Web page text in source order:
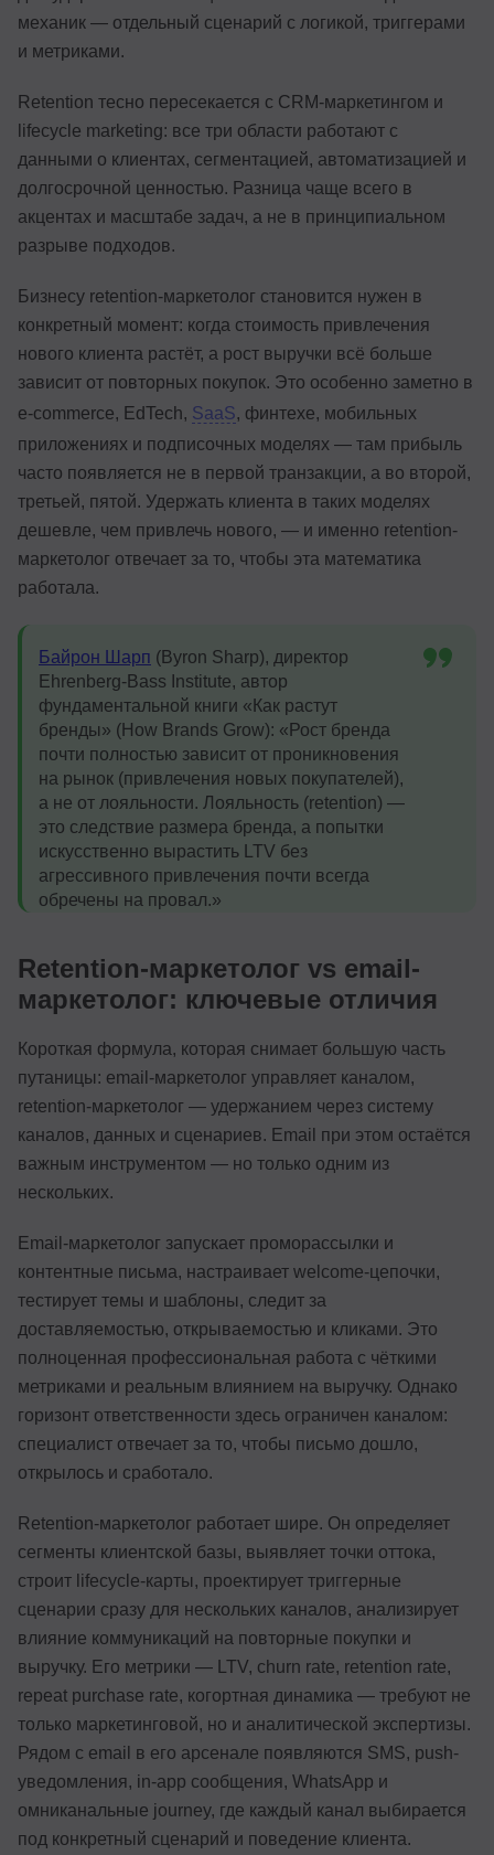
механик — отдельный сценарий с логикой, триггерами
и метриками.
Retention тесно пересекается с CRM-маркетингом и
lifecycle marketing: все три области работают с
данными о клиентах, сегментацией, автоматизацией и
долгосрочной ценностью. Разница чаще всего в
акцентах и масштабе задач, а не в принципиальном
разрыве подходов.
Бизнесу retention-маркетолог становится нужен в
конкретный момент: когда стоимость привлечения
нового клиента растёт, а рост выручки всё больше
зависит от повторных покупок. Это особенно заметно в
e-commerce, EdTech, SaaS, финтехе, мобильных
приложениях и подписочных моделях — там прибыль
часто появляется не в первой транзакции, а во второй,
третьей, пятой. Удержать клиента в таких моделях
дешевле, чем привлечь нового, — и именно retention-
маркетолог отвечает за то, чтобы эта математика
работала.
Байрон Шарп (Byron Sharp), директор
Ehrenberg-Bass Institute, автор
фундаментальной книги «Как растут
бренды» (How Brands Grow): «Рост бренда
почти полностью зависит от проникновения
на рынок (привлечения новых покупателей),
а не от лояльности. Лояльность (retention) —
это следствие размера бренда, а попытки
искусственно вырастить LTV без
агрессивного привлечения почти всегда
обречены на провал.»
Retention-маркетолог vs email-
маркетолог: ключевые отличия
Короткая формула, которая снимает большую часть
путаницы: email-маркетолог управляет каналом,
retention-маркетолог — удержанием через систему
каналов, данных и сценариев. Email при этом остаётся
важным инструментом — но только одним из
нескольких.
Email-маркетолог запускает проморассылки и
контентные письма, настраивает welcome-цепочки,
тестирует темы и шаблоны, следит за
доставляемостью, открываемостью и кликами. Это
полноценная профессиональная работа с чёткими
метриками и реальным влиянием на выручку. Однако
горизонт ответственности здесь ограничен каналом:
специалист отвечает за то, чтобы письмо дошло,
открылось и сработало.
Retention-маркетолог работает шире. Он определяет
сегменты клиентской базы, выявляет точки оттока,
строит lifecycle-карты, проектирует триггерные
сценарии сразу для нескольких каналов, анализирует
влияние коммуникаций на повторные покупки и
выручку. Его метрики — LTV, churn rate, retention rate,
repeat purchase rate, когортная динамика — требуют не
только маркетинговой, но и аналитической экспертизы.
Рядом с email в его арсенале появляются SMS, push-
уведомления, in-app сообщения, WhatsApp и
омниканальные journey, где каждый канал выбирается
под конкретный сценарий и поведение клиента.